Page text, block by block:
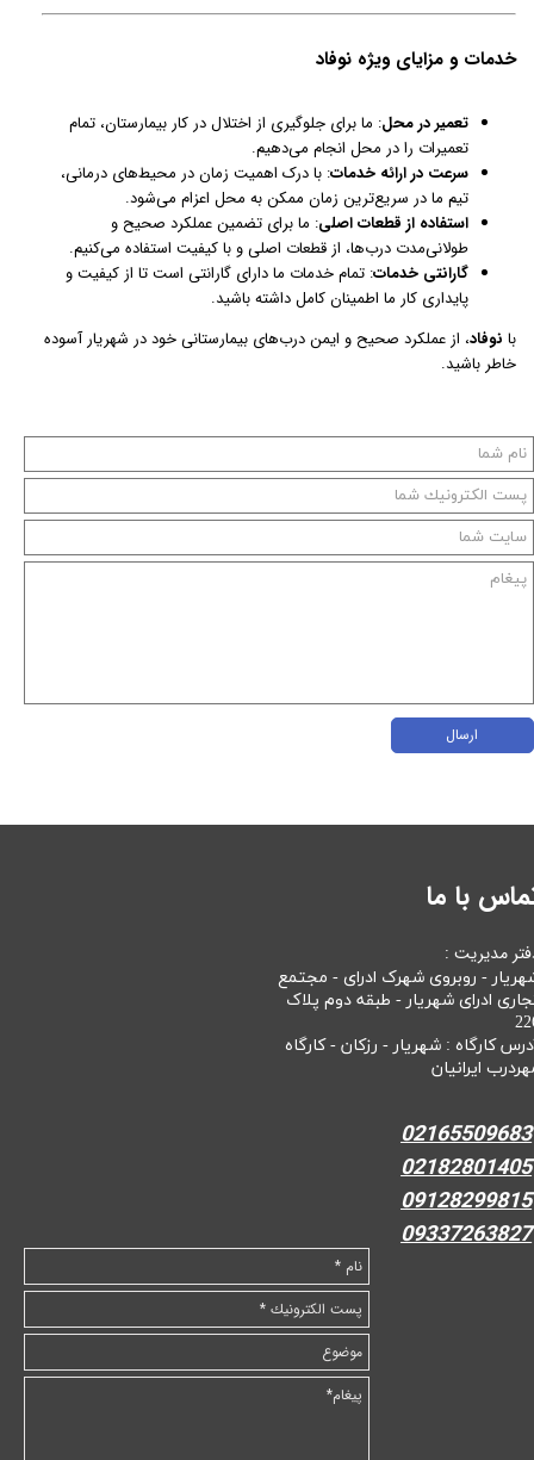
خدمات و مزایای ویژه نوفاد
تعمیر در محل: ما برای جلوگیری از اختلال در کار بیمارستان، تمام
تعمیرات را در محل انجام می‌دهیم.
سرعت در ارائه خدمات: با درک اهمیت زمان در محیط‌های درمانی،
تیم ما در سریع‌ترین زمان ممکن به محل اعزام می‌شود.
استفاده از قطعات اصلی: ما برای تضمین عملکرد صحیح و
طولانی‌مدت درب‌ها، از قطعات اصلی و با کیفیت استفاده می‌کنیم.
گارانتی خدمات: تمام خدمات ما دارای گارانتی است تا از کیفیت و
پایداری کار ما اطمینان کامل داشته باشید.
با نوفاد، از عملکرد صحیح و ایمن درب‌های بیمارستانی خود در شهریار آسوده
خاطر باشید.
ارسال
با ما
مدیریت :
- روبروی شهرک ادرای - مجتمع
ادرای شهریار - طبقه دوم پلاک
کارگاه : شهریار - رزکان - کارگاه
ایرانیان
02165509683
02182801405
09128299815
09337263827